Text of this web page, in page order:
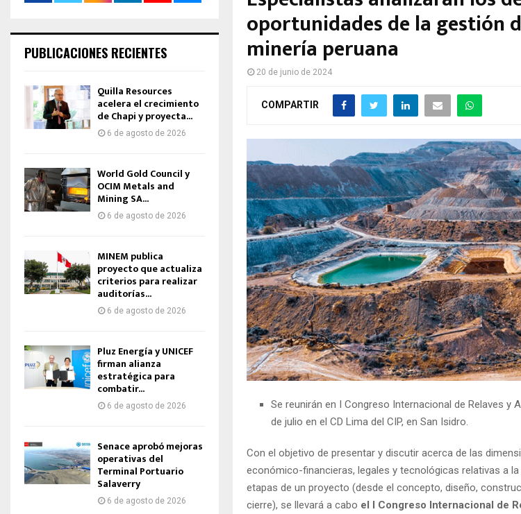
oportunidades de la gestión
minería peruana
20 de junio de 2024
COMPARTIR
Se reunirán en I Congreso Internacional de Relaves y
de julio en el CD Lima del CIP, en San Isidro.
Con el objetivo de presentar y discutir acerca de las
económico-financieras, legales y tecnológicas relativas a
etapas de un proyecto (desde el concepto, diseño,
cierre), se llevará a cabo el I Congreso Internacional de
PUBLICACIONES RECIENTES
Quilla Resources
acelera el crecimiento
de Chapi y proyecta...
6 de agosto de 2026
World Gold Council y
OCIM Metals and
Mining SA...
6 de agosto de 2026
MINEM publica
proyecto que actualiza
criterios para realizar
auditorías...
6 de agosto de 2026
Pluz Energía y UNICEF
firman alianza
estratégica para
combatir...
6 de agosto de 2026
Senace aprobó mejoras
operativas del
Terminal Portuario
Salaverry
6 de agosto de 2026